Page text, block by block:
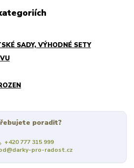
SADY, VÝHODNÉ SETY
poradit?
+420 777 315 999
pro-radost.cz